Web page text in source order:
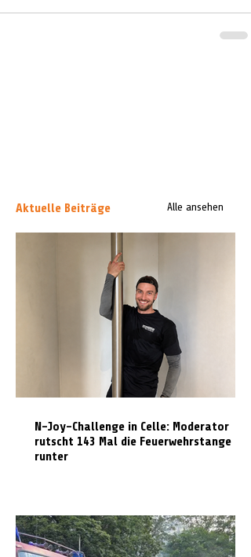
Aktuelle Beiträge Alle ansehen
N-Joy-Challenge in Celle: Moderator
rutscht 143 Mal die Feuerwehrstange
runter